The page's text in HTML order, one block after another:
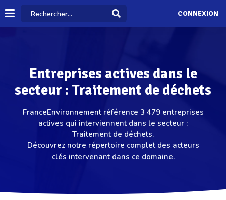
CONNEXION
Entreprises actives dans le
secteur : Traitement de déchets
FranceEnvironnement référence 3 479 entreprises
actives qui interviennent dans le secteur :
Traitement de déchets.
Découvrez notre répertoire complet des acteurs
clés intervenant dans ce domaine.